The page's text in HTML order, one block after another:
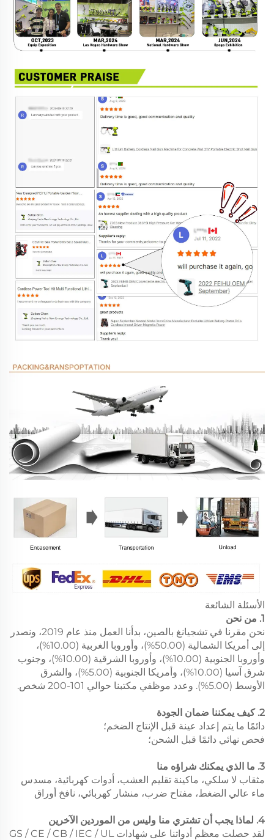
الأسئلة الشائعة
1. من نحن
نحن مقرنا في تشجيانغ بالصين، بدأنا العمل منذ عام 2019، ونصدر
إلى أمريكا الشمالية (50.00%)، وأوروبا الغربية (10.00%)،
وأوروبا الجنوبية (10.00%)، وأوروبا الشرقية (10.00%)، وجنوب
شرق آسيا (10.00%)، وأمريكا الجنوبية (5.00%)، والشرق
الأوسط (5.00%). وعدد موظفي مكتبنا حوالي 101-200 شخص.
2. كيف يمكننا ضمان الجودة
دائمًا ما يتم إعداد عينة قبل الإنتاج الضخم؛
فحص نهائي دائمًا قبل الشحن؛
3. ما الذي يمكنك شراؤه منا
مثقاب لا سلكي، ماكينة تقليم العشب، أدوات كهربائية، مسدس
ماء عالي الضغط، مفتاح ضرب، منشار كهربائي، نافخ أوراق
4. لماذا يجب أن تشتري منا وليس من الموردين الآخرين
لقد حصلت معظم أدواتنا على شهادات GS / CE / CB / IEC / UL